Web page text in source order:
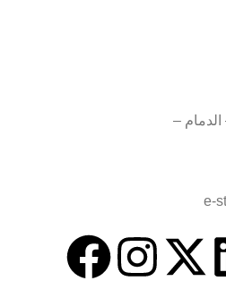
الدمام –